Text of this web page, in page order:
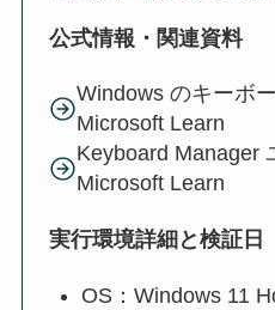
公式情報・関連資料
Windows のキーボ
Microsoft Learn
Keyboard Manager
Microsoft Learn
実行環境詳細と検証日
OS：Windows 11